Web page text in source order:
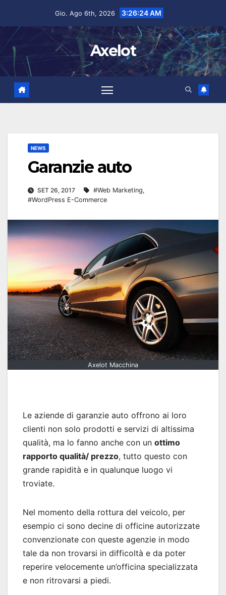
Gio. Ago 6th, 2026 3:26:25 AM
Axelot
NEWS
Garanzie auto
SET 26, 2017 #Web Marketing,
#WordPress E-Commerce
Axelot Macchina
Le aziende di garanzie auto offrono ai loro
clienti non solo prodotti e servizi di altissima
qualità, ma lo fanno anche con un ottimo
rapporto qualità/ prezzo, tutto questo con
grande rapidità e in qualunque luogo vi
troviate.
Nel momento della rottura del veicolo, per
esempio ci sono decine di officine autorizzate
convenzionate con queste agenzie in modo
tale da non trovarsi in difficoltà e da poter
reperire velocemente un’officina specializzata
e non ritrovarsi a piedi.